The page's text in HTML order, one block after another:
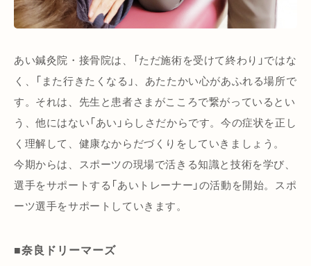
あい鍼灸院・接骨院は、「ただ施術を受けて終わり」ではな
く、「また行きたくなる」、あたたかい心があふれる場所で
す。それは、先生と患者さまがこころで繋がっているとい
う、他にはない「あい」らしさだからです。今の症状を正し
く理解して、健康なからだづくりをしていきましょう。
今期からは、スポーツの現場で活きる知識と技術を学び、
選手をサポートする「あいトレーナー」の活動を開始。スポ
ーツ選手をサポートしていきます。
■奈良ドリーマーズ